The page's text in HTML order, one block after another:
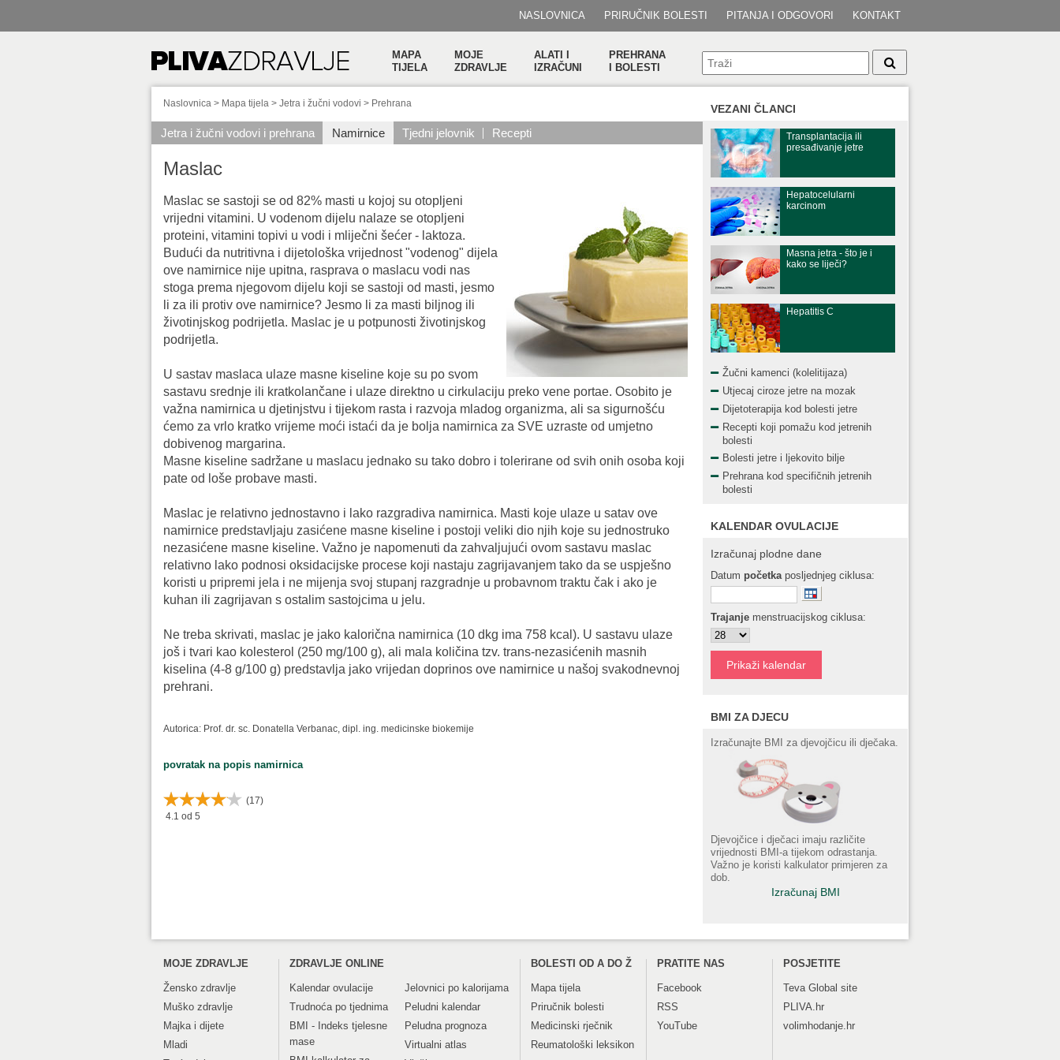
NASLOVNICA PRIRUČNIK BOLESTI PITANJA I ODGOVORI KONTAKT
MAPA
TIJELA
MOJE
ZDRAVLJE
ALATI I
IZRAČUNI
PREHRANA
I BOLESTI
Naslovnica > Mapa tijela > Jetra i žučni vodovi > Prehrana
Jetra i žučni vodovi i prehrana Namirnice Tjedni jelovnik Recepti
Maslac
Maslac se sastoji se od 82% masti u kojoj su otopljeni
vrijedni vitamini. U vodenom dijelu nalaze se otopljeni
proteini, vitamini topivi u vodi i mliječni šećer - laktoza.
Budući da nutritivna i dijetološka vrijednost "vodenog" dijela
ove namirnice nije upitna, rasprava o maslacu vodi nas
stoga prema njegovom dijelu koji se sastoji od masti, jesmo
li za ili protiv ove namirnice? Jesmo li za masti biljnog ili
životinjskog podrijetla. Maslac je u potpunosti životinjskog
podrijetla.
U sastav maslaca ulaze masne kiseline koje su po svom
sastavu srednje ili kratkolančane i ulaze direktno u cirkulaciju preko vene portae. Osobito je
važna namirnica u djetinjstvu i tijekom rasta i razvoja mladog organizma, ali sa sigurnošću
ćemo za vrlo kratko vrijeme moći istaći da je bolja namirnica za SVE uzraste od umjetno
dobivenog margarina.
Masne kiseline sadržane u maslacu jednako su tako dobro i tolerirane od svih onih osoba koji
pate od loše probave masti.
Maslac je relativno jednostavno i lako razgradiva namirnica. Masti koje ulaze u satav ove
namirnice predstavljaju zasićene masne kiseline i postoji veliki dio njih koje su jednostruko
nezasićene masne kiseline. Važno je napomenuti da zahvaljujući ovom sastavu maslac
relativno lako podnosi oksidacijske procese koji nastaju zagrijavanjem tako da se uspješno
koristi u pripremi jela i ne mijenja svoj stupanj razgradnje u probavnom traktu čak i ako je
kuhan ili zagrijavan s ostalim sastojcima u jelu.
Ne treba skrivati, maslac je jako kalorična namirnica (10 dkg ima 758 kcal). U sastavu ulaze
još i tvari kao kolesterol (250 mg/100 g), ali mala količina tzv. trans-nezasićenih masnih
kiselina (4-8 g/100 g) predstavlja jako vrijedan doprinos ove namirnice u našoj svakodnevnoj
prehrani.
Autorica: Prof. dr. sc. Donatella Verbanac, dipl. ing. medicinske biokemije
povratak na popis namirnica
(17)
4.1 od 5
VEZANI ČLANCI
Transplantacija ili
presađivanje jetre
Hepatocelularni
karcinom
Masna jetra - što je i
kako se liječi?
Hepatitis C
Žučni kamenci (kolelitijaza)
Utjecaj ciroze jetre na mozak
Dijetoterapija kod bolesti jetre
Recepti koji pomažu kod jetrenih
bolesti
Bolesti jetre i ljekovito bilje
Prehrana kod specifičnih jetrenih
bolesti
KALENDAR OVULACIJE
Izračunaj plodne dane
Datum početkaposljednjeg ciklusa:
Trajanje menstruacijskog ciklusa:
BMI ZA DJECU
Izračunajte BMI za djevojčicu ili dječaka.
Djevojčice i dječaci imaju različite
vrijednosti BMI-a tijekom odrastanja.
Važno je koristi kalkulator primjeren za
dob.
Izračunaj BMI
MOJE ZDRAVLJE
Žensko zdravlje
Muško zdravlje
Majka i dijete
Mladi
ZDRAVLJE ONLINE
Kalendar ovulacije
Trudnoća po tjednima
BMI - Indeks tjelesne
mase
Jelovnici po kalorijama
Peludni kalendar
Peludna prognoza
Virtualni atlas
BOLESTI OD A DO Ž
Mapa tijela
Priručnik bolesti
Medicinski rječnik
Reumatološki leksikon
PRATITE NAS
Facebook
RSS
YouTube
POSJETITE
Teva Global site
PLIVA.hr
volimhodanje.hr